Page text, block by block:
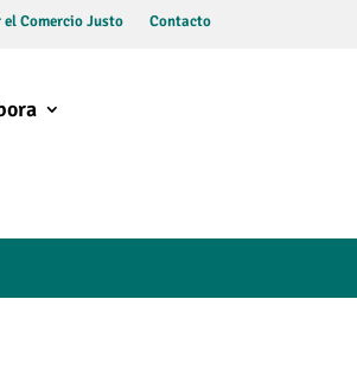
el Comercio Justo Contacto